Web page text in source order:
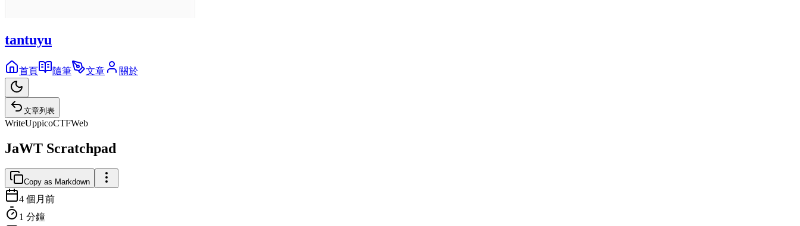
tantuyu
首頁 隨筆 文章 關於
文章列表
WriteUppicoCTFWeb
JaWT Scratchpad
Copy as Markdown
4 個月前
1 分鐘